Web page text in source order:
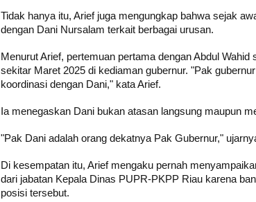
Tidak hanya itu, Arief juga mengungkap bahwa sejak
dengan Dani Nursalam terkait berbagai urusan.
Menurut Arief, pertemuan pertama dengan Abdul
sekitar Maret 2025 di kediaman gubernur. "Pak
koordinasi dengan Dani," kata Arief.
Ia menegaskan Dani bukan atasan langsung maupun
"Pak Dani adalah orang dekatnya Pak Gubernur,"
Di kesempatan itu, Arief mengaku pernah
dari jabatan Kepala Dinas PUPR-PKPP Riau karena
posisi tersebut.